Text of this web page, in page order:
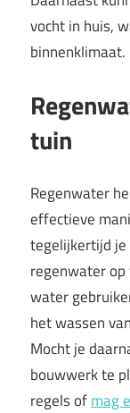
vocht in huis,
binnenklimaat.
tuin
Regenwater
effectieve
tegelijkertijd je
regenwater
water
het wassen
Mocht je
bouwwerk te
regels ofmag